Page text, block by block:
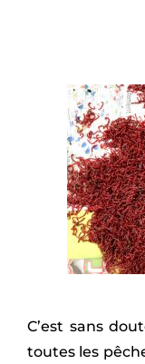
C’est sans
toutes les